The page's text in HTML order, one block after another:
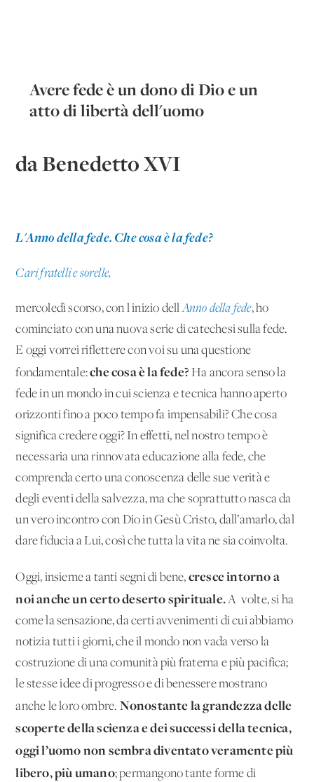
Avere fede è un dono di Dio e un
atto di libertà dell'uomo
da Benedetto XVI
L'Anno della fede. Che cosa è la fede?
Cari fratelli e sorelle,
mercoledì scorso, con l'inizio dell'Anno della fede, ho
cominciato con una nuova serie di catechesi sulla fede.
E oggi vorrei riflettere con voi su una questione
fondamentale:che cosa è la fede?Ha ancora senso la
fede in un mondo in cui scienza e tecnica hanno aperto
orizzonti fino a poco tempo fa impensabili? Che cosa
significa credere oggi? In effetti, nel nostro tempo è
necessaria una rinnovata educazione alla fede, che
comprenda certo una conoscenza delle sue verità e
degli eventi della salvezza, ma che soprattutto nasca da
un vero incontro con Dio in Gesù Cristo, dall’amarlo, dal
dare fiducia a Lui, così che tutta la vita ne sia coinvolta.
Oggi, insieme a tanti segni di bene, cresce intorno a
noi anche un certo deserto spirituale.A volte, si ha
come la sensazione, da certi avvenimenti di cui abbiamo
notizia tutti i giorni, che il mondo non vada verso la
costruzione di una comunità più fraterna e più pacifica;
le stesse idee di progresso e di benessere mostrano
anche le loro ombre. Nonostante la grandezza delle
scoperte della scienza e dei successi della tecnica,
oggi l’uomo non sembra diventato veramente più
libero, più umano; permangono tante forme di